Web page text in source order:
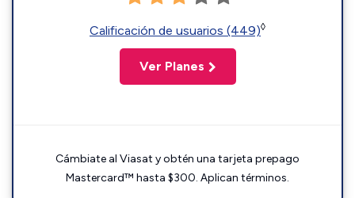
Calificación de usuarios (449)◊
Ver Planes
Cámbiate al Viasat y obtén una tarjeta prepago
Mastercard™ hasta $300. Aplican términos.